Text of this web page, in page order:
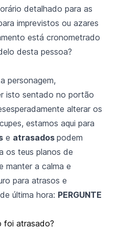
detalhado para as
imprevistos ou azares
está cronometrado
desta pessoa?
personagem,
isto sentado no portão
alterar os
estamos aqui para
e atrasados podem
os teus planos de
manter a calma e
para atrasos e
última hora: PERGUNTE
foi atrasado?